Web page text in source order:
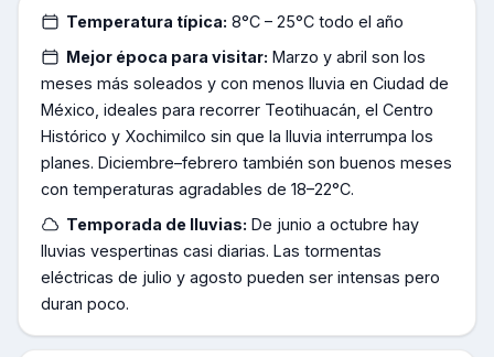
Temperatura típica: 8°C – 25°C todo el año
Mejor época para visitar: Marzo y abril son los
meses más soleados y con menos lluvia en Ciudad de
México, ideales para recorrer Teotihuacán, el Centro
Histórico y Xochimilco sin que la lluvia interrumpa los
planes. Diciembre–febrero también son buenos meses
con temperaturas agradables de 18–22°C.
Temporada de lluvias: De junio a octubre hay
lluvias vespertinas casi diarias. Las tormentas
eléctricas de julio y agosto pueden ser intensas pero
duran poco.